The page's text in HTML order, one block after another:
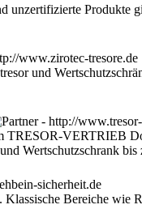
unzertifizierte Produkte
und
TRESOR-VERTRIEB
Wertschutzschrank bis
Bereiche wie